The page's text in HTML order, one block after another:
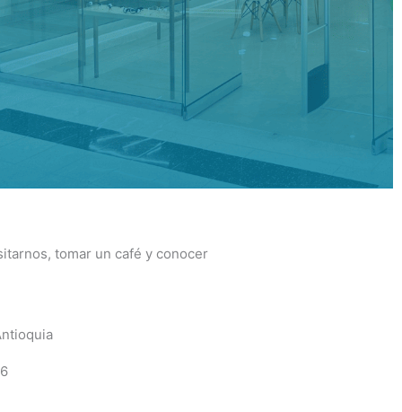
tomar un café y conocer